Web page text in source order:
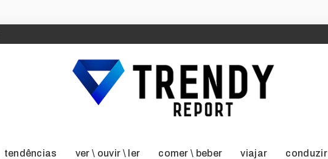
tendências ver \ ouvir \ ler comer \ beber viajar conduzir